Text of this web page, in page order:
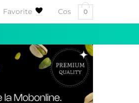
Favorite Cos 0